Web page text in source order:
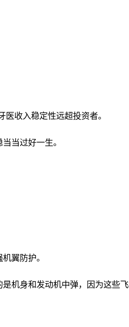
收入稳定性远超投资者。
当过好一生。
翼防护。
机身和发动机中弹，因为这些